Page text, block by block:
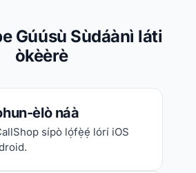
Gúúsù Sùdáànì láti
òkèèrè
èlò náà
sípò lọ́fẹ̀ẹ́ lórí iOS